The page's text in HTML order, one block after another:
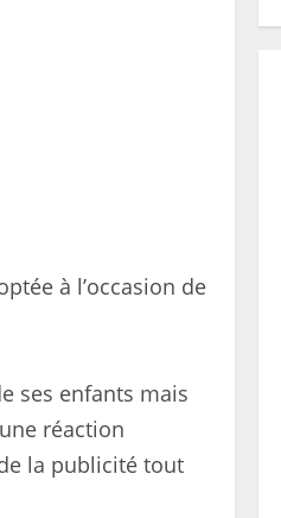
à l’occasion de
ses enfants mais
réaction
la publicité tout